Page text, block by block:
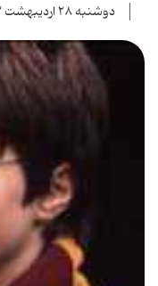
دوشنبه ۲۸ اردیبهشت ۱۳۸۳ - ۰۰:۰۰